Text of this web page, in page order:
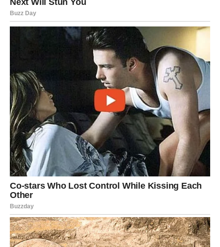
ŽIVOTA
Za Vage datum 7.7. predstavlja simbol novog početka.
Bićete spremni da zatvorite jedno poglavlje koje vas je
dugo emotivno iscrpljivalo.
To može biti posao koji vas više ne ispunjava.
Može biti odnos koji traje iz navike.
Može biti strah koji vas godinama sprečava da napravite
važan korak.
Od tog trenutka život kreće potpuno drugačijim putem.
Posebno su naglašeni kontakti sa ljudima koji dolaze iz
drugih gradova ili država.